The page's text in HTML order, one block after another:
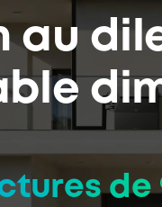
%de réduction
au
de